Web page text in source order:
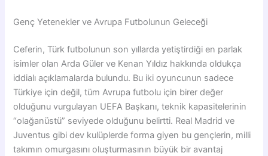
Genç Yetenekler ve Avrupa Futbolunun Geleceği
Ceferin, Türk futbolunun son yıllarda yetiştirdiği en parlak
isimler olan Arda Güler ve Kenan Yıldız hakkında oldukça
iddialı açıklamalarda bulundu. Bu iki oyuncunun sadece
Türkiye için değil, tüm Avrupa futbolu için birer değer
olduğunu vurgulayan UEFA Başkanı, teknik kapasitelerinin
“olağanüstü” seviyede olduğunu belirtti. Real Madrid ve
Juventus gibi dev kulüplerde forma giyen bu gençlerin, milli
takımın omurgasını oluşturmasının büyük bir avantaj